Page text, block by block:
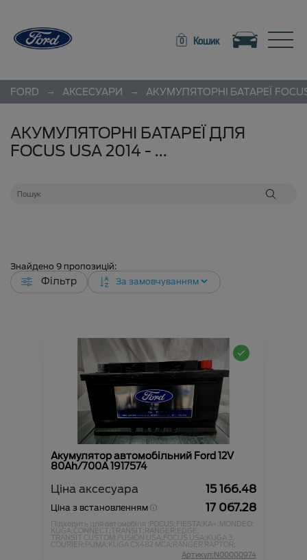
0 Кошик Toggle navigation
FORD → АКСЕСУАРИ → АКУМУЛЯТОРНІ БАТАРЕЇ
АКУМУЛЯТОРНІ БАТАРЕЇ ДЛЯ
FOCUS USA 2014 - ...
Знайдено 9 пропозицій:
Фільтр
Акумулятор автомобільний Ford 12V
80Ah/700A 1917574
Ціна аксесуара 15 166.48
Ціна з встановленням 17 067.28
Підходить для автомобіля :FOCUS;FIESTA;KA+;MONDEO;
KUGA;CONNECT;TRANSIT;RANGER;EDGE;
TRANSIT CUSTOM;FUSION USA;FOCUS USA;KUGA 3;
COURIER;PUMA;KUGA CX482 MCA;RANGER RAPTOR;
Артикул:N00000974